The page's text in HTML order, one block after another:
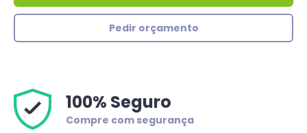
Pedir orçamento
100% Seguro
Compre com segurança